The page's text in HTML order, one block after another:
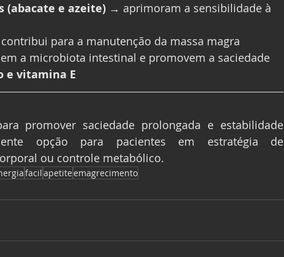
(abacate e azeite) → aprimoram a sensibilidade à
para a manutenção da massa magra
a microbiota intestinal e promovem a saciedade
e vitamina E
promover saciedade prolongada e estabilidade
opção para pacientes em estratégia de
ou controle metabólico.
facilapetiteemagrecimento